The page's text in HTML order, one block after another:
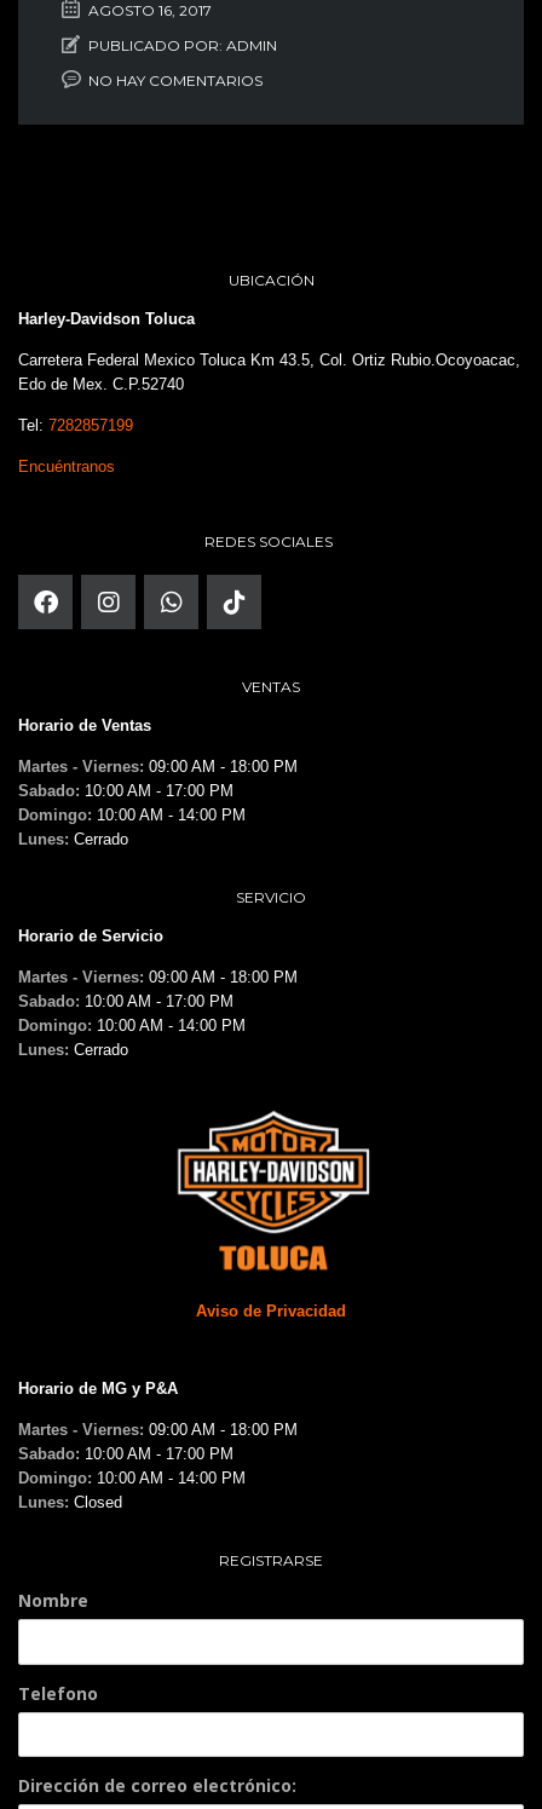
AGOSTO 16, 2017
PUBLICADO POR: ADMIN
NO HAY COMENTARIOS
UBICACIÓN
Harley-Davidson Toluca
Carretera Federal Mexico Toluca Km 43.5, Col. Ortiz Rubio.Ocoyoacac,
Edo de Mex. C.P.52740
Tel: 7282857199
Encuéntranos
REDES SOCIALES
VENTAS
Horario de Ventas
Martes - Viernes: 09:00 AM - 18:00 PM
Sabado: 10:00 AM - 17:00 PM
Domingo: 10:00 AM - 14:00 PM
Lunes: Cerrado
SERVICIO
Horario de Servicio
Martes - Viernes: 09:00 AM - 18:00 PM
Sabado: 10:00 AM - 17:00 PM
Domingo: 10:00 AM - 14:00 PM
Lunes: Cerrado
Aviso de Privacidad
Horario de MG y P&A
Martes - Viernes: 09:00 AM - 18:00 PM
Sabado: 10:00 AM - 17:00 PM
Domingo: 10:00 AM - 14:00 PM
Lunes: Closed
REGISTRARSE
Nombre
Telefono
Dirección de correo electrónico: